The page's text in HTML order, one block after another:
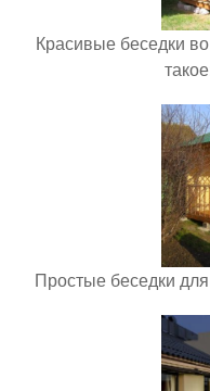
Красивые беседки
Простые беседки